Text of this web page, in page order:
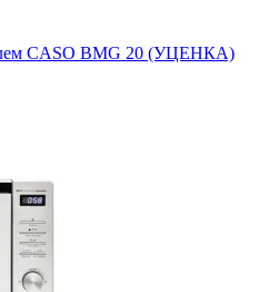
CASO BMG 20 (УЦЕНКА)